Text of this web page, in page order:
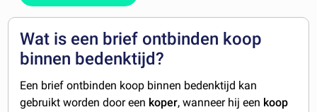
Wat is een brief ontbinden koop
binnen bedenktijd?
Een brief ontbinden koop binnen bedenktijd kan
gebruikt worden door een koper, wanneer hij een koop